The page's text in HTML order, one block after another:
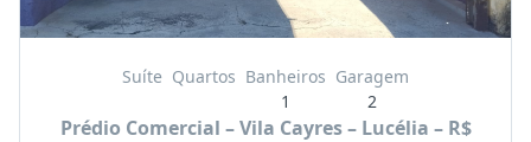
Suíte Quartos Banheiros
1
Garagem
2
Prédio Comercial – Vila Cayres – Lucélia – R$